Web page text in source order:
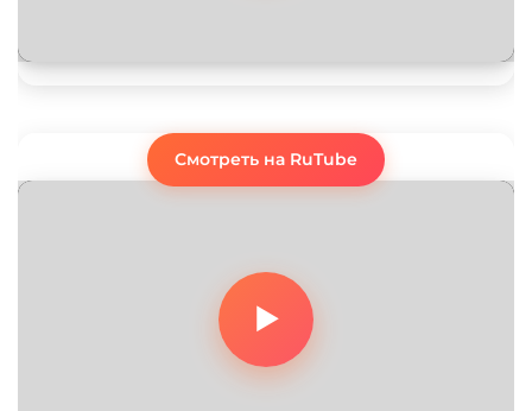
Смотреть на RuTube